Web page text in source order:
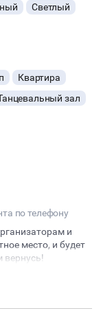
Светлый
Квартира
зал
по телефону
и
место, и будет
вернусь!